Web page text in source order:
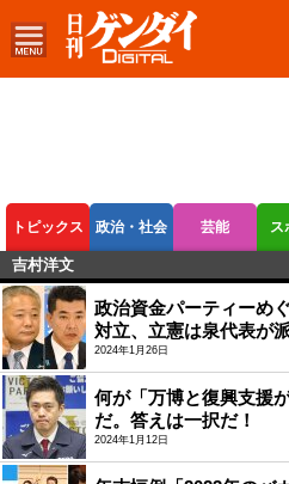
トピックス 政治・社会 芸能 ス
ボートレース
吉村洋文
政治資金パーティーめ
対立、立憲は泉代表が
2024年1月26日
何が「万博と復興支援
だ。答えは一択だ！
2024年1月12日